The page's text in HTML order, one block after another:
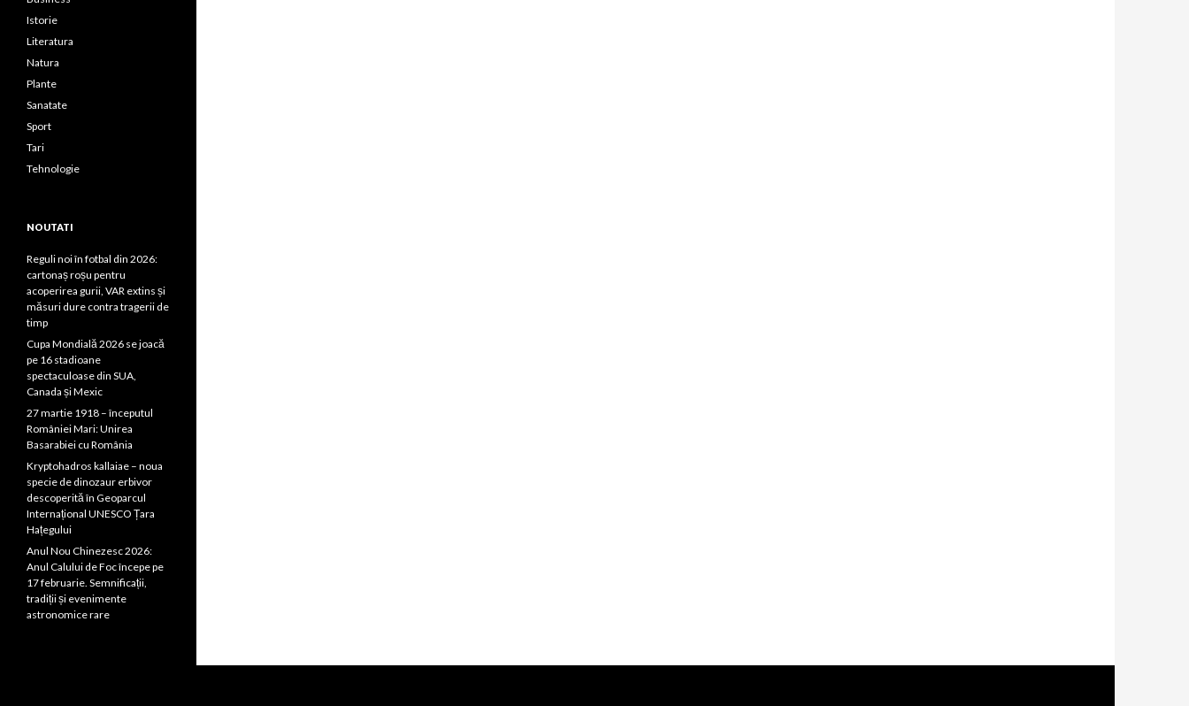
Istorie
Literatura
Natura
Plante
Sanatate
Sport
Tari
Tehnologie
NOUTATI
Reguli noi în fotbal din 2026:
cartonaș roșu pentru
acoperirea gurii, VAR extins și
măsuri dure contra tragerii de
timp
Cupa Mondială 2026 se joacă
pe 16 stadioane
spectaculoase din SUA,
Canada și Mexic
27 martie 1918 – începutul
României Mari: Unirea
Basarabiei cu România
Kryptohadros kallaiae – noua
specie de dinozaur erbivor
descoperită în Geoparcul
Internațional UNESCO Țara
Hațegului
Anul Nou Chinezesc 2026:
Anul Calului de Foc începe pe
17 februarie. Semnificații,
tradiții și evenimente
astronomice rare